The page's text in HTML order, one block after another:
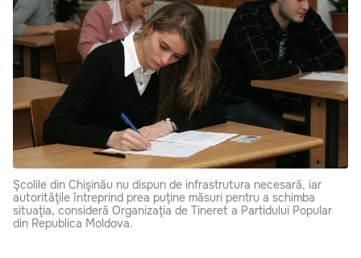
Şcolile din Chişinău nu dispun de infrastrutura necesară, iar
autorităţile întreprind prea puţine măsuri pentru a schimba
situaţia, consideră Organizaţia de Tineret a Partidului Popular
din Republica Moldova.